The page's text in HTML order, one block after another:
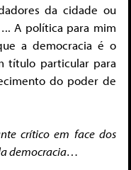
da cidade ou
A política para mim
a democracia é o
título particular para
do poder de
crítico em face dos
democracia…